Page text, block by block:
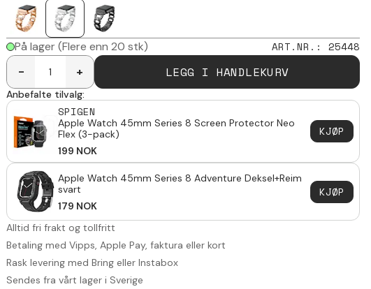
På lager (Flere enn 20 stk) ART.NR. : 25448
-
+ LEGG I HANDLEKURV
Anbefalte tilvalg:
SPIGEN
Apple Watch 45mm Series 8 Screen Protector Neo
Flex (3-pack)
199 NOK
KJØP
Apple Watch 45mm Series 8 Adventure Deksel+Reim
svart
179 NOK
KJØP
Alltid fri frakt og tollfritt
Betaling med Vipps, Apple Pay, faktura eller kort
Rask levering med Bring eller Instabox
Sendes fra vårt lager i Sverige